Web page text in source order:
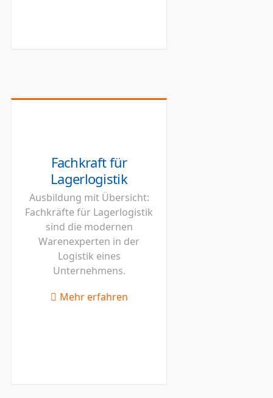
Fachkraft für
Lagerlogistik
Ausbildung mit Übersicht:
Fachkräfte für Lagerlogistik
sind die modernen
Warenexperten in der
Logistik eines
Unternehmens.
Mehr erfahren